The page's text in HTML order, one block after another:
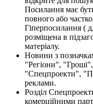
Посилання має
повного або
Гіперпосилання (
розміщена в
матеріалу.
Новини з
"Регіони",
"Спецпроекти",
реклами.
Розділ
комерційними